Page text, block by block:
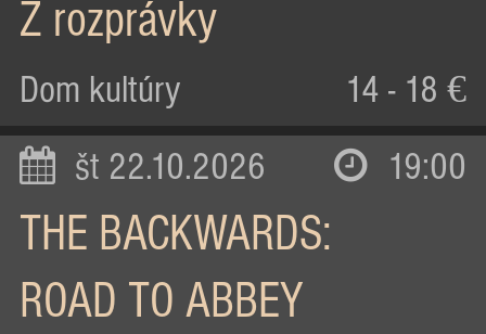
Z rozprávky
Dom kultúry 14 - 18 €
št 22.10.2026 19:00
THE BACKWARDS:
ROAD TO ABBEY